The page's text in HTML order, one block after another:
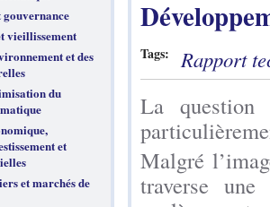
vieillissement
et des
du
et
et marchés de
Tags: Rapport
La
Malgré
traverse